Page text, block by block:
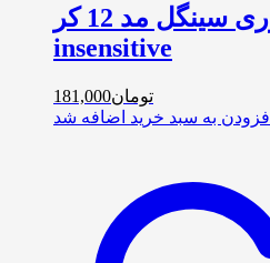
کابل فیبر نوری سینگل مد 12 کر bend
insensitive
تومان181,000
افزودن به سبد خرید اضافه شد